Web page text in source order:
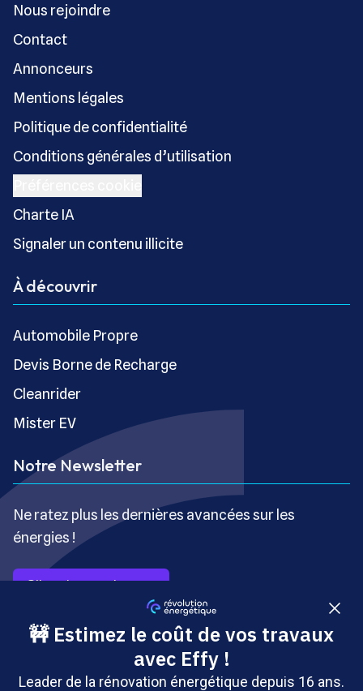
Nous rejoindre
Contact
Annonceurs
Mentions légales
Politique de confidentialité
Conditions générales d’utilisation
Charte IA
Signaler un contenu illicite
À découvrir
Automobile Propre
Devis Borne de Recharge
Cleanrider
Mister EV
Notre Newsletter
Ne ratez plus les dernières avancées sur les
énergies !
S’inscrire gratuitement
Copyright © Révolution Énergétique - Tous droits réservés
- Site édité par Saabre SAS, une société du groupe